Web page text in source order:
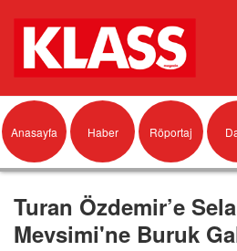
Anasayfa Haber Röportaj
Turan Özdemir’e
Mevsimi'ne Buruk